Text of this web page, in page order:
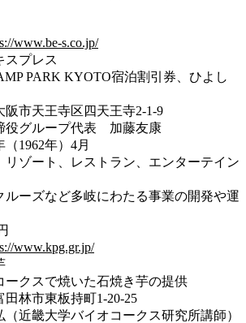
www.be-s.co.jp/
スプレス
PARK KYOTO宿泊割引券、ひよし
市天王寺区四天王寺2-1-9
グループ代表 加藤友康
1962年）4月
リゾート、レストラン、エンターテイン
など多岐にわたる事業の開発や運
www.kpg.gr.jp/
ークスで焼いた石焼き芋の提供
林市東板持町1-20-25
近畿大学バイオコークス研究所講師）